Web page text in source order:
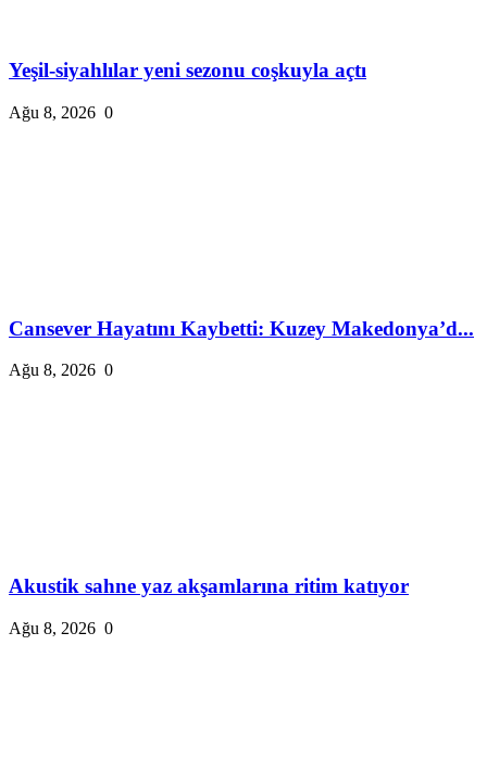
Yeşil-siyahlılar yeni sezonu coşkuyla açtı
Ağu 8, 2026 0
Cansever Hayatını Kaybetti: Kuzey Makedonya’d...
Ağu 8, 2026 0
Akustik sahne yaz akşamlarına ritim katıyor
Ağu 8, 2026 0